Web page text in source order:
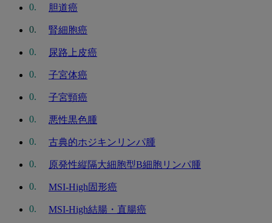
胆道癌
腎細胞癌
尿路上皮癌
子宮体癌
子宮頸癌
悪性黒色腫
古典的ホジキンリンパ腫
原発性縦隔大細胞型B細胞リンパ腫
MSI-High固形癌
MSI-High結腸・直腸癌